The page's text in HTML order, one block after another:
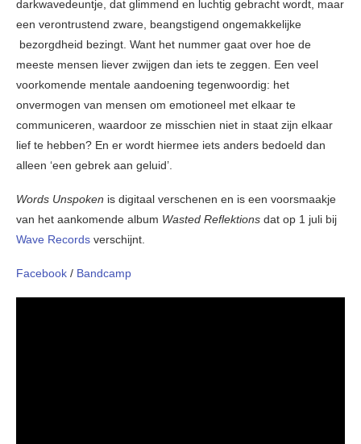
darkwavedeuntje, dat glimmend en luchtig gebracht wordt, maar
een verontrustend zware, beangstigend ongemakkelijke
bezorgdheid bezingt. Want het nummer gaat over hoe de
meeste mensen liever zwijgen dan iets te zeggen. Een veel
voorkomende mentale aandoening tegenwoordig: het
onvermogen van mensen om emotioneel met elkaar te
communiceren, waardoor ze misschien niet in staat zijn elkaar
lief te hebben? En er wordt hiermee iets anders bedoeld dan
alleen ‘een gebrek aan geluid’.
Words Unspoken is digitaal verschenen en is een voorsmaakje
van het aankomende album Wasted Reflektions dat op 1 juli bij
Wave Records verschijnt.
Facebook / Bandcamp